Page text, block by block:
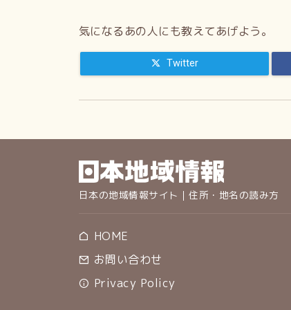
気になるあの人にも教えてあげよう。
Twitter
日本の地域情報サイト｜住所・地名の読み方
HOME
お問い合わせ
Privacy Policy